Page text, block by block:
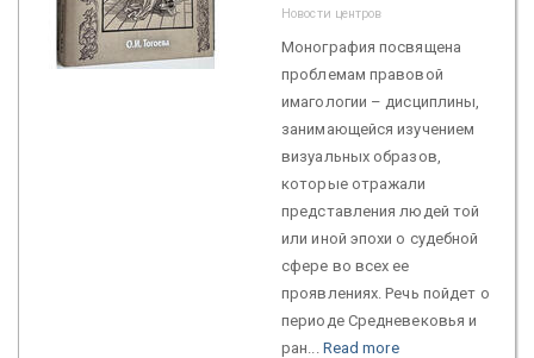
Новости центров
Монография посвящена
проблемам правовой
имагологии – дисциплины,
занимающейся изучением
визуальных образов,
которые отражали
представления людей той
или иной эпохи о судебной
сфере во всех ее
проявлениях. Речь пойдет о
периоде Средневековья и
ран... Read more